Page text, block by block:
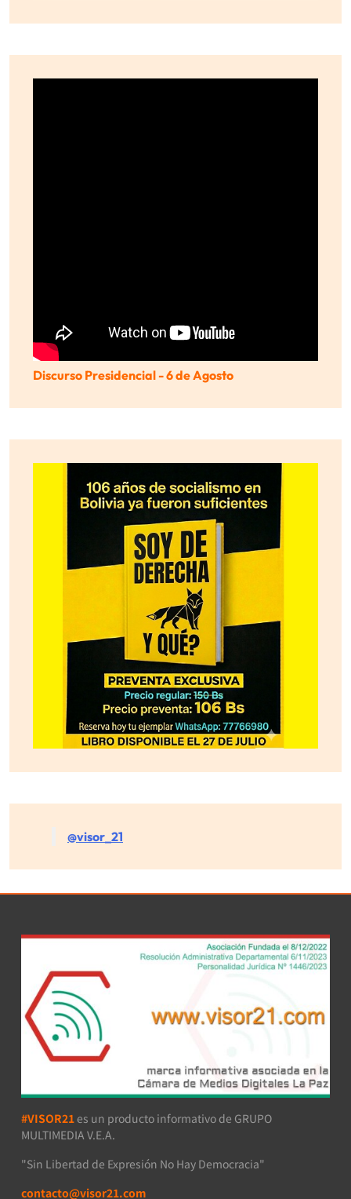
Discurso Presidencial - 6 de Agosto
@visor_21
#VISOR21 es un producto informativo de GRUPO
MULTIMEDIA V.E.A.
"Sin Libertad de Expresión No Hay Democracia"
contacto@visor21.com